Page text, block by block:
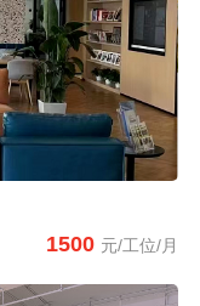
1500 元/工位/月